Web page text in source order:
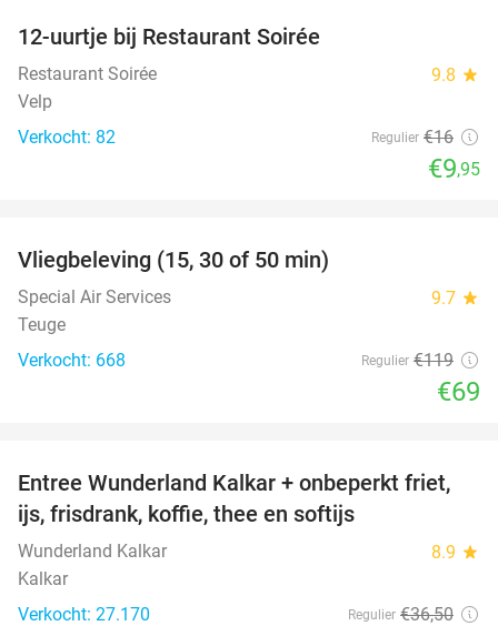
12-uurtje bij Restaurant Soirée
Restaurant Soirée 9.8 star
Velp
Verkocht: 82
Regulier €16
€9,95
Vliegbeleving (15, 30 of 50 min)
Special Air Services 9.7 star
Teuge
Verkocht: 668
Regulier €119
€69
32%
Entree Wunderland Kalkar + onbeperkt friet,
ijs, frisdrank, koffie, thee en softijs
Wunderland Kalkar 8.9 star
Kalkar
Verkocht: 27.170
Regulier €36,50